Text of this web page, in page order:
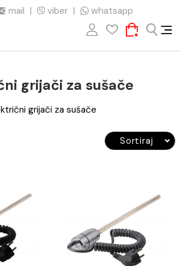
mail | viber | whatsapp
grijači za sušače